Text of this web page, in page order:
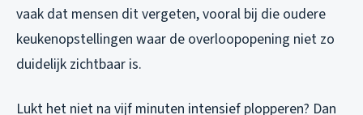
vaak dat mensen dit vergeten, vooral bij die oudere
keukenopstellingen waar de overloopopening niet zo
duidelijk zichtbaar is.
Lukt het niet na vijf minuten intensief plopperen? Dan